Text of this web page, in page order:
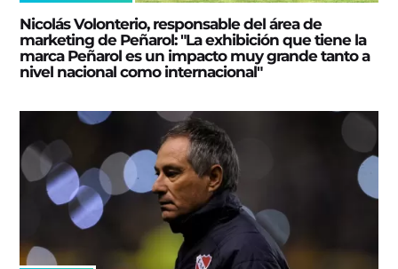
Nicolás Volonterio, responsable del área de
marketing de Peñarol: "La exhibición que tiene la
marca Peñarol es un impacto muy grande tanto a
nivel nacional como internacional"